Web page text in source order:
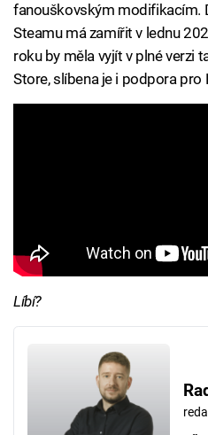
fanouškovským modifikacím.
Steamu má zamířit v lednu
roku by měla vyjít v plné verzi
Store, slíbena je i podpora pro
Líbí?